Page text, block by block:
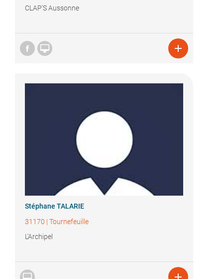
CLAP'S Aussonne
 
Stéphane TALARIE
31170 | Tournefeuille
L'Archipel